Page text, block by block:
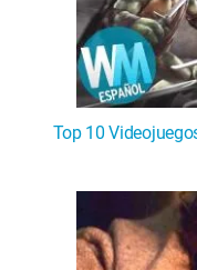
Top 10